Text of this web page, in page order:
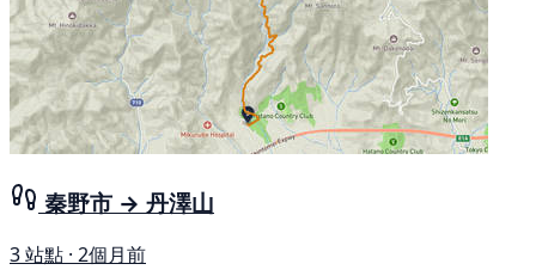
秦野市 → 丹澤山
3 站點 · 2個月前